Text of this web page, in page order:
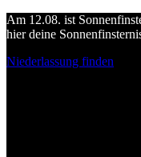
Am 12.08. ist
hier deine
Niederlassung finden